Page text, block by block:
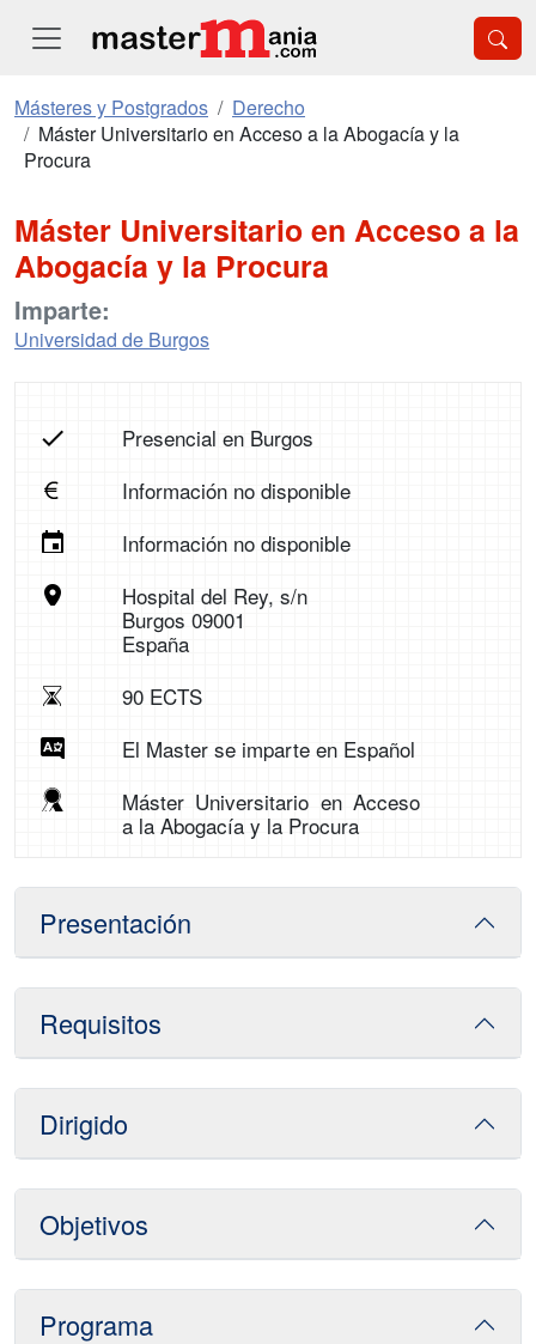
Másteres y Postgrados
Derecho
Máster Universitario en Acceso a la Abogacía y la
Procura
Máster Universitario en Acceso a la
Abogacía y la Procura
Imparte:
Universidad de Burgos
Presencial en Burgos
Información no disponible
Información no disponible
Hospital del Rey, s/n
Burgos 09001
España
90 ECTS
El Master se imparte en Español
Máster Universitario en Acceso
a la Abogacía y la Procura
Presentación
Requisitos
Dirigido
Objetivos
Programa